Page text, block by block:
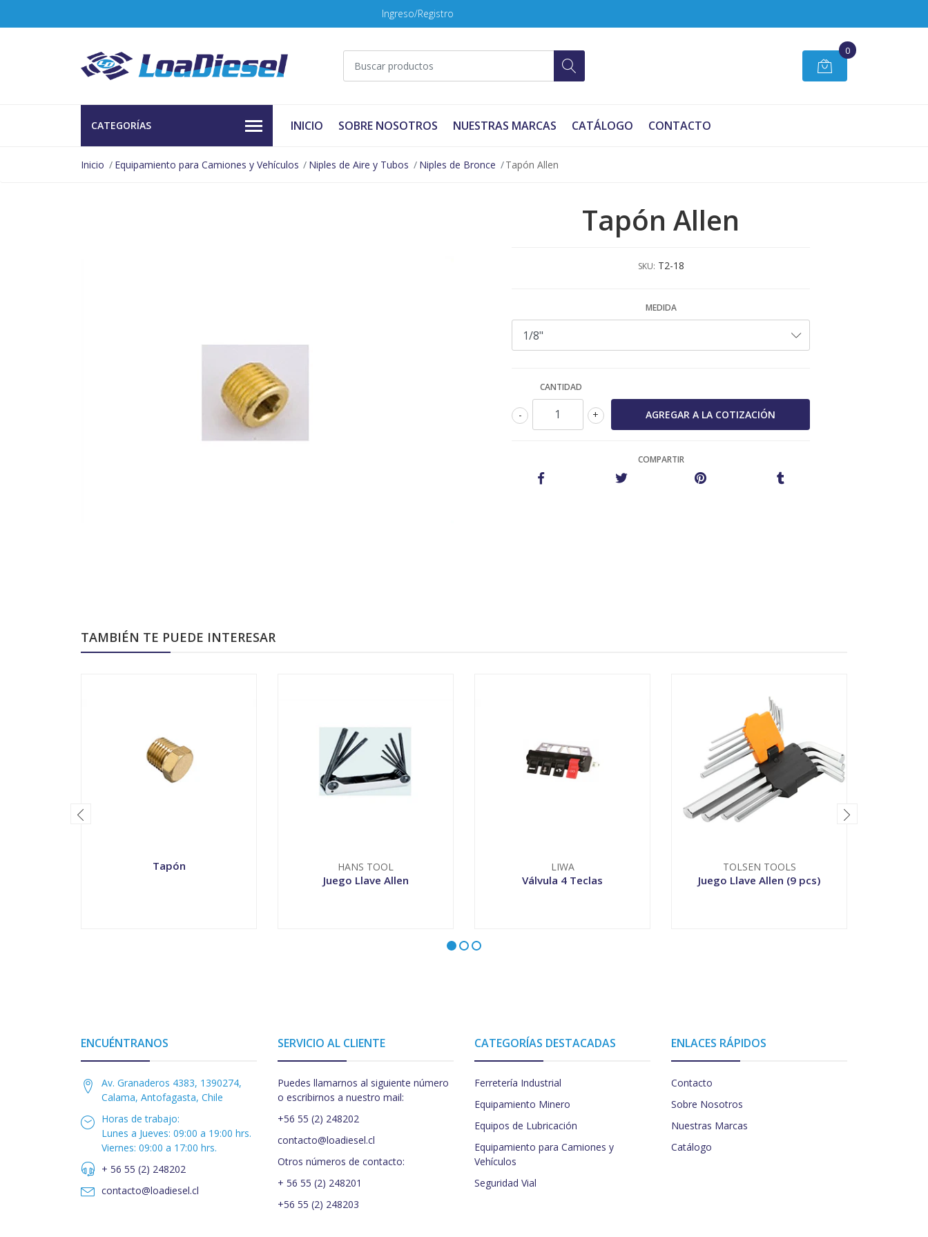
Ingreso/Registro
0
CATEGORÍAS INICIO SOBRE NOSOTROS NUESTRAS MARCAS CATÁLOGO CONTACTO
Inicio Equipamiento para Camiones y Vehículos Niples de Aire y Tubos Niples de Bronce Tapón Allen
Tapón Allen
SKU: T2-18
MEDIDA
CANTIDAD
+
-
COMPARTIR
TAMBIÉN TE PUEDE INTERESAR
Tapón HANS TOOL
Juego Llave Allen
LIWA
Válvula 4 Teclas
TOLSEN TOOLS
Juego Llave Allen (9 pcs)
ENCUÉNTRANOS
Av. Granaderos 4383, 1390274,
Calama, Antofagasta, Chile
Horas de trabajo:
Lunes a Jueves: 09:00 a 19:00 hrs.
Viernes: 09:00 a 17:00 hrs.
+ 56 55 (2) 248202
contacto@loadiesel.cl
SERVICIO AL CLIENTE
Puedes llamarnos al siguiente número
o escribirnos a nuestro mail:
+56 55 (2) 248202
contacto@loadiesel.cl
Otros números de contacto:
+ 56 55 (2) 248201
+56 55 (2) 248203
CATEGORÍAS DESTACADAS
Ferretería Industrial
Equipamiento Minero
Equipos de Lubricación
Equipamiento para Camiones y
Vehículos
Seguridad Vial
ENLACES RÁPIDOS
Contacto
Sobre Nosotros
Nuestras Marcas
Catálogo